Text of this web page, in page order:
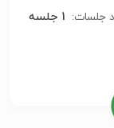
جلسات: 1 جلسه